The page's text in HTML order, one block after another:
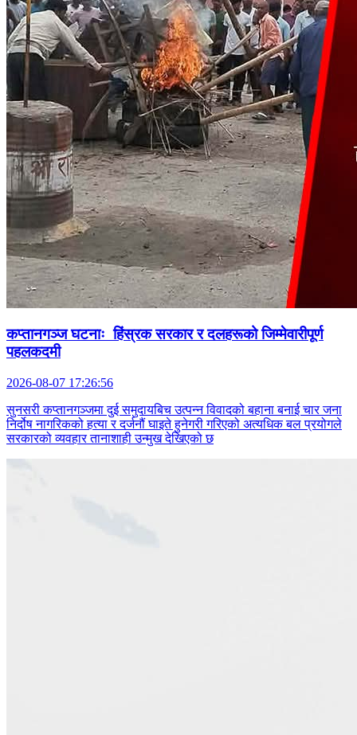
कप्तानगञ्ज घटनाः हिंस्रक सरकार र दलहरूको जिम्मेवारीपूर्ण
पहलकदमी
2026-08-07 17:26:56
सुनसरी कप्तानगञ्जमा दुई समुदायबिच उत्पन्न विवादको बहाना बनाई चार जना
निर्दोष नागरिकको हत्या र दर्जनौं घाइते हुनेगरी गरिएको अत्यधिक बल प्रयोगले
सरकारको व्यवहार तानाशाही उन्मुख देखिएको छ